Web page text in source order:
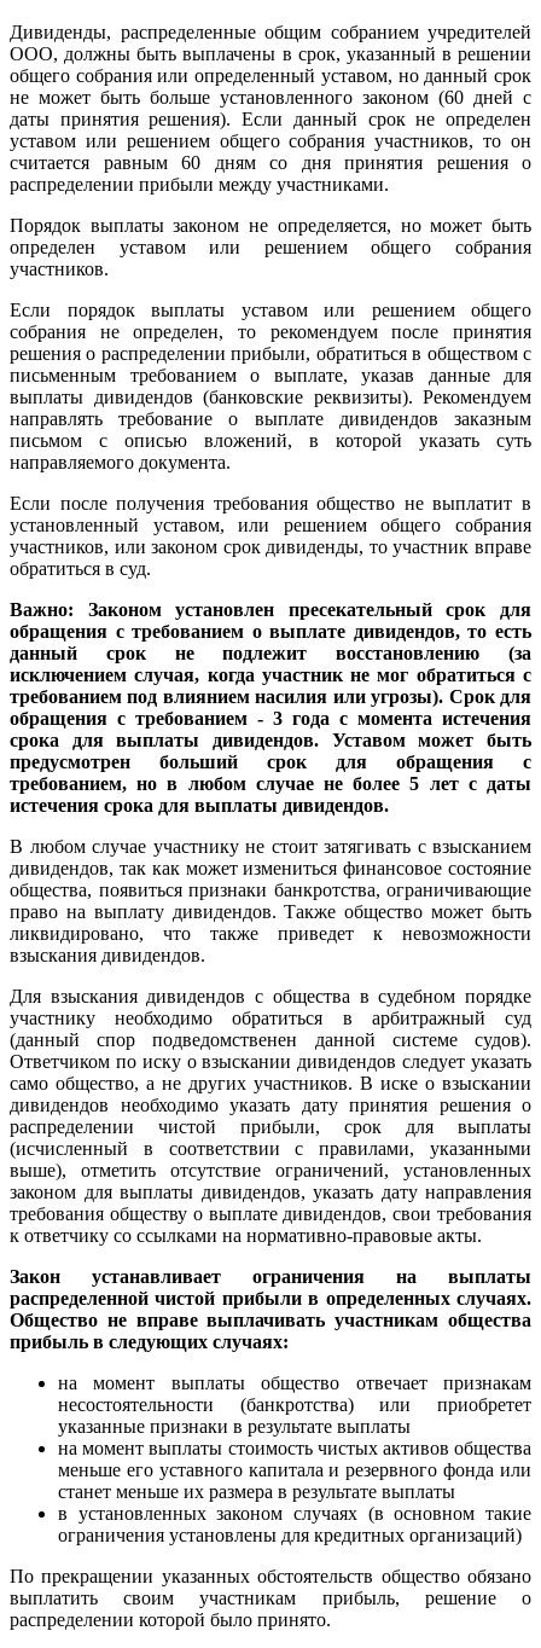
Дивиденды, распределенные общим собранием учредителей
ООО, должны быть выплачены в срок, указанный в решении
общего собрания или определенный уставом, но данный срок
не может быть больше установленного законом (60 дней с
даты принятия решения). Если данный срок не определен
уставом или решением общего собрания участников, то он
считается равным 60 дням со дня принятия решения о
распределении прибыли между участниками.
Порядок выплаты законом не определяется, но может быть
определен уставом или решением общего собрания
участников.
Если порядок выплаты уставом или решением общего
собрания не определен, то рекомендуем после принятия
решения о распределении прибыли, обратиться в обществом с
письменным требованием о выплате, указав данные для
выплаты дивидендов (банковские реквизиты). Рекомендуем
направлять требование о выплате дивидендов заказным
письмом с описью вложений, в которой указать суть
направляемого документа.
Если после получения требования общество не выплатит в
установленный уставом, или решением общего собрания
участников, или законом срок дивиденды, то участник вправе
обратиться в суд.
Важно: Законом установлен пресекательный срок для
обращения с требованием о выплате дивидендов, то есть
данный срок не подлежит восстановлению (за
исключением случая, когда участник не мог обратиться с
требованием под влиянием насилия или угрозы). Срок для
обращения с требованием - 3 года с момента истечения
срока для выплаты дивидендов. Уставом может быть
предусмотрен больший срок для обращения с
требованием, но в любом случае не более 5 лет с даты
истечения срока для выплаты дивидендов.
В любом случае участнику не стоит затягивать с взысканием
дивидендов, так как может измениться финансовое состояние
общества, появиться признаки банкротства, ограничивающие
право на выплату дивидендов. Также общество может быть
ликвидировано, что также приведет к невозможности
взыскания дивидендов.
Для взыскания дивидендов с общества в судебном порядке
участнику необходимо обратиться в арбитражный суд
(данный спор подведомственен данной системе судов).
Ответчиком по иску о взыскании дивидендов следует указать
само общество, а не других участников. В иске о взыскании
дивидендов необходимо указать дату принятия решения о
распределении чистой прибыли, срок для выплаты
(исчисленный в соответствии с правилами, указанными
выше), отметить отсутствие ограничений, установленных
законом для выплаты дивидендов, указать дату направления
требования обществу о выплате дивидендов, свои требования
к ответчику со ссылками на нормативно-правовые акты.
Закон устанавливает ограничения на выплаты
распределенной чистой прибыли в определенных случаях.
Общество не вправе выплачивать участникам общества
прибыль в следующих случаях:
на момент выплаты общество отвечает признакам
несостоятельности (банкротства) или приобретет
указанные признаки в результате выплаты
на момент выплаты стоимость чистых активов общества
меньше его уставного капитала и резервного фонда или
станет меньше их размера в результате выплаты
в установленных законом случаях (в основном такие
ограничения установлены для кредитных организаций)
По прекращении указанных обстоятельств общество обязано
выплатить своим участникам прибыль, решение о
распределении которой было принято.